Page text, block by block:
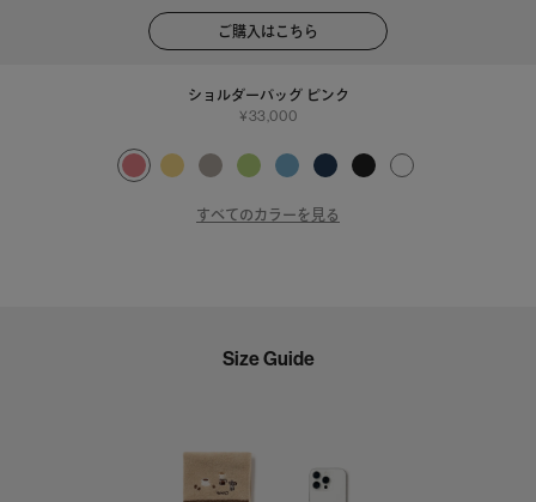
ショルダーバッグ ピンク
33,000
ご購入はこちら
すべてのカラーを見る
Size Guide